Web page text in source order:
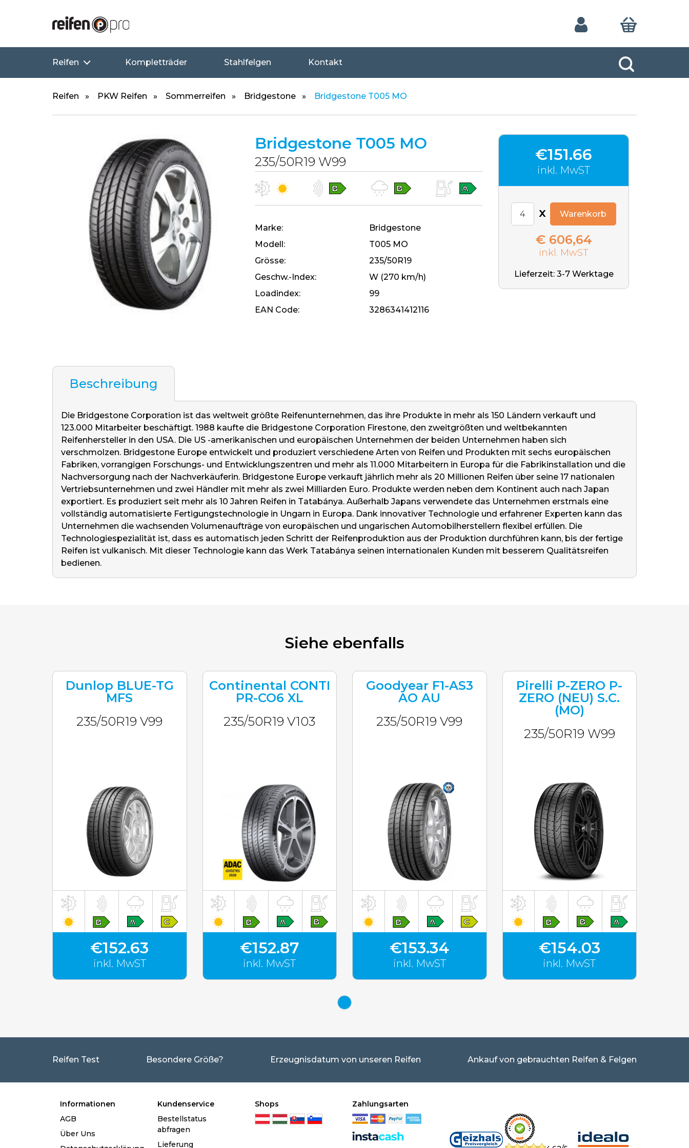
Reifen Kompletträder Stahlfelgen Kontakt
Reifen PKW Reifen Sommerreifen Bridgestone Bridgestone T005 MO
Bridgestone T005 MO
235/50R19 W99
Marke
Bridgestone
Modell
T005 MO
Grösse
235/50R19
Geschw.-Index
W (270 km/h)
Loadindex
99
EAN Code
3286341412116
€151.66
inkl. MwST
x Warenkorb
€ 606,64
inkl. MwST
Lieferzeit: 3-7 Werktage
Beschreibung
Die Bridgestone Corporation ist das weltweit größte Reifenunternehmen, das ihre Produkte in mehr als 150 Ländern verkauft und
123.000 Mitarbeiter beschäftigt. 1988 kaufte die Bridgestone Corporation Firestone, den zweitgrößten und weltbekannten
Reifenhersteller in den USA. Die US -amerikanischen und europäischen Unternehmen der beiden Unternehmen haben sich
verschmolzen. Bridgestone Europe entwickelt und produziert verschiedene Arten von Reifen und Produkten mit sechs europäischen
Fabriken, vorrangigen Forschungs- und Entwicklungszentren und mehr als 11.000 Mitarbeitern in Europa für die Fabrikinstallation und die
Nachversorgung nach der Nachverkäuferin. Bridgestone Europe verkauft jährlich mehr als 20 Millionen Reifen über seine 17 nationalen
Vertriebsunternehmen und zwei Händler mit mehr als zwei Milliarden Euro. Produkte werden neben dem Kontinent auch nach Japan
exportiert. Es produziert seit mehr als 10 Jahren Reifen in Tatabánya. Außerhalb Japans verwendete das Unternehmen erstmals eine
vollständig automatisierte Fertigungstechnologie in Ungarn in Europa. Dank innovativer Technologie und erfahrener Experten kann das
Unternehmen die wachsenden Volumenaufträge von europäischen und ungarischen Automobilherstellern flexibel erfüllen. Die
Technologiespezialität ist, dass es automatisch jeden Schritt der Reifenproduktion aus der Produktion durchführen kann, bis der fertige
Reifen ist vulkanisch. Mit dieser Technologie kann das Werk Tatabánya seinen internationalen Kunden mit besserem Qualitätsreifen
bedienen.
Siehe ebenfalls
Dunlop BLUE-TG
MFS
235/50R19 V99
€152.63
inkl. MwST
inkl. MwST
Continental CONTI
PR-CO6 XL
235/50R19 V103
€152.87
inkl. MwST
inkl. MwST
Goodyear F1-AS3
AO AU
235/50R19 V99
€153.34
inkl. MwST
inkl. MwST
Pirelli P-ZERO P-
ZERO (NEU) S.C.
(MO)
235/50R19 W99
€154.03
inkl. MwST
inkl. MwST
Reifen Test Besondere Größe? Erzeugnisdatum von unseren Reifen Ankauf von gebrauchten Reifen & Felgen
Informationen
AGB
Über Uns
Kundenservice
Bestellstatus
abfragen
Lieferung
Shops Zahlungsarten